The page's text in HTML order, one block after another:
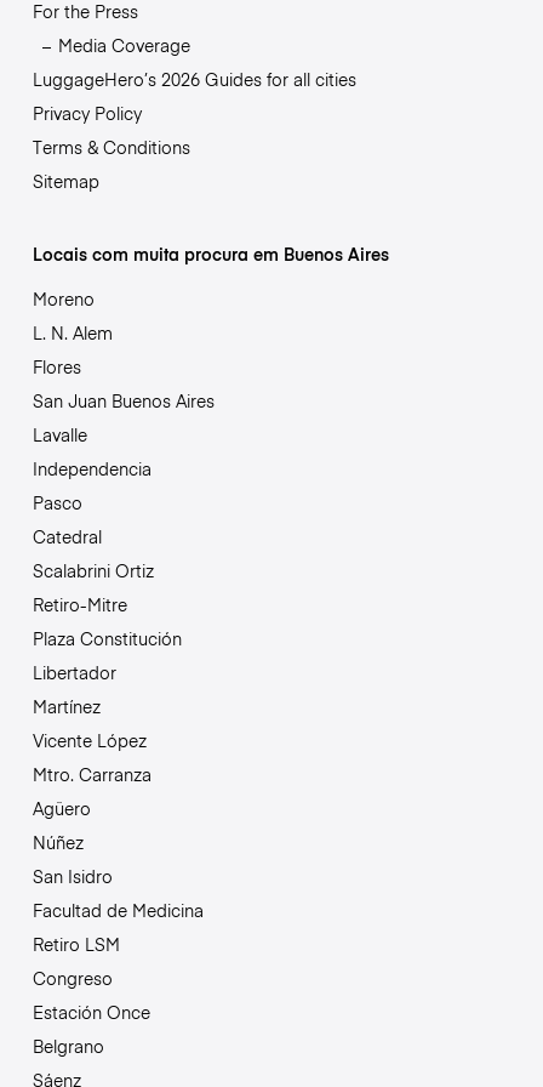
For the Press
Media Coverage
LuggageHero’s 2026 Guides for all cities
Privacy Policy
Terms & Conditions
Sitemap
Locais com muita procura em Buenos Aires
Moreno
L. N. Alem
Flores
San Juan Buenos Aires
Lavalle
Independencia
Pasco
Catedral
Scalabrini Ortiz
Retiro-Mitre
Plaza Constitución
Libertador
Martínez
Vicente López
Mtro. Carranza
Agüero
Núñez
San Isidro
Facultad de Medicina
Retiro LSM
Congreso
Estación Once
Belgrano
Sáenz